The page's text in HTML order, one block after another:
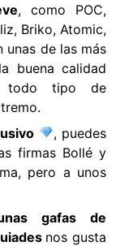
, como POC,
Briko, Atomic,
unas de las más
buena calidad
todo tipo de
, puedes
firmas Bollé y
pero a unos
gafas de
nos gusta